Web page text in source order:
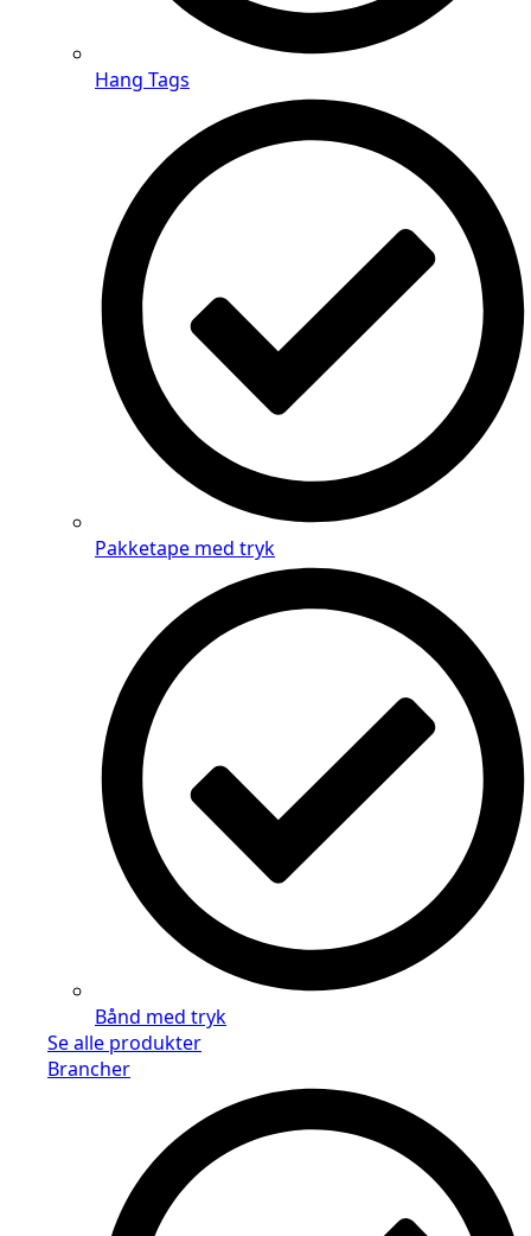
Hang Tags
Pakketape med tryk
Bånd med tryk
Se alle produkter
Brancher